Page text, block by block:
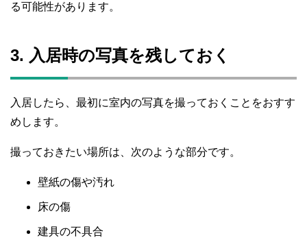
る可能性があります。
3. 入居時の写真を残しておく
入居したら、最初に室内の写真を撮っておくことをおすす
めします。
撮っておきたい場所は、次のような部分です。
壁紙の傷や汚れ
床の傷
建具の不具合